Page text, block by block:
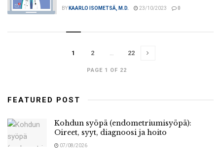
BY KAARLO ISOMETSÄ, M.D. 23/10/2023 0
PAGE 1 OF 22
1 2 … 22
FEATURED POST
Kohdun syöpä (endometriumisyöpä):
Oireet, syyt, diagnoosi ja hoito
07/08/2026